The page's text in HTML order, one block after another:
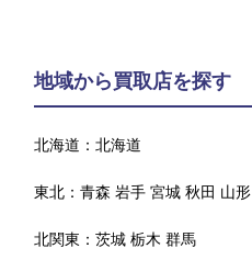
地域から買取店を探す
北海道：北海道
東北：青森 岩手 宮城 秋田 山形
北関東：茨城 栃木 群馬